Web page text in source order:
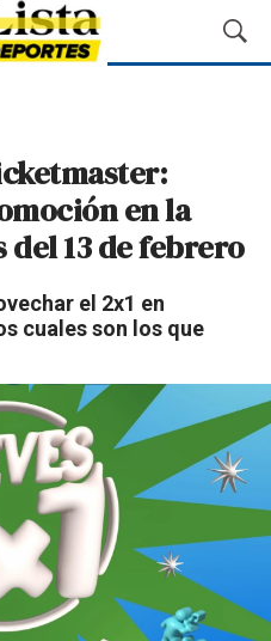
M
o
ú
en la
13 de febrero
el 2x1 en
cuales son los que